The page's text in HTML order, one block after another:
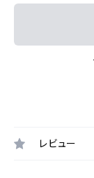
レビュー